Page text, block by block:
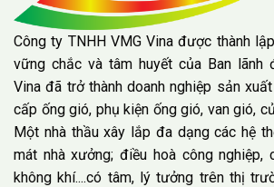
Công ty TNHH VMG Vina được thành
vững chắc và tâm huyết của Ban lãnh
Vina đã trở thành doanh nghiệp sản
cấp ống gió, phụ kiện ống gió, van gió,
Một nhà thầu xây lắp đa dạng các hệ
mát nhà xưởng; điều hoà công nghiệp,
không khí....có tâm, lý tưởng trên thị